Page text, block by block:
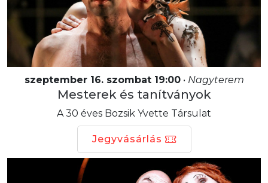
szeptember 16. szombat 19:00• Nagyterem
Mesterek és tanítványok
A 30 éves Bozsik Yvette Társulat
Jegyvásárlás